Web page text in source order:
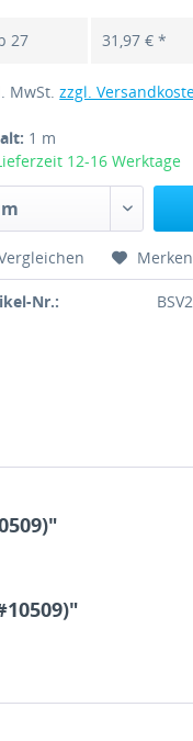
27 31,97 € *
MwSt.zzgl.
1 m
12-16 Werktage
Merken
Nr.: